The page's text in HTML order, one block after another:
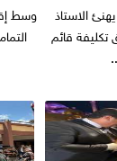
الاستاذ
قائم
وسط